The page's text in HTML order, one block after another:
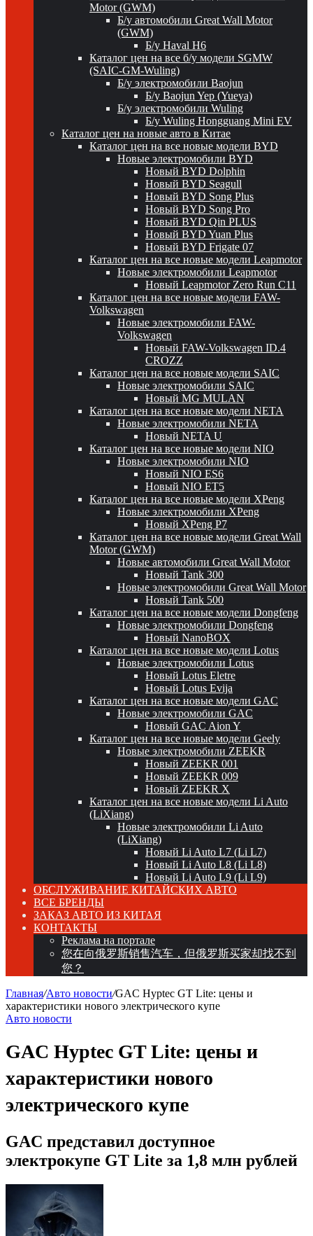
Motor (GWM)
Б/у автомобили Great Wall Motor
(GWM)
Б/у Haval H6
Каталог цен на все б/у модели SGMW
(SAIC-GM-Wuling)
Б/у электромобили Baojun
Б/у Baojun Yep (Yueya)
Б/у электромобили Wuling
Б/у Wuling Hongguang Mini EV
Каталог цен на новые авто в Китае
Каталог цен на все новые модели BYD
Новые электромобили BYD
Новый BYD Dolphin
Новый BYD Seagull
Новый BYD Song Plus
Новый BYD Song Pro
Новый BYD Qin PLUS
Новый BYD Yuan Plus
Новый BYD Frigate 07
Каталог цен на все новые модели Leapmotor
Новые электромобили Leapmotor
Новый Leapmotor Zero Run C11
Каталог цен на все новые модели FAW-
Volkswagen
Новые электромобили FAW-
Volkswagen
Новый FAW-Volkswagen ID.4
CROZZ
Каталог цен на все новые модели SAIC
Новые электромобили SAIC
Новый MG MULAN
Каталог цен на все новые модели NETA
Новые электромобили NETA
Новый NETA U
Каталог цен на все новые модели NIO
Новые электромобили NIO
Новый NIO ES6
Новый NIO ET5
Каталог цен на все новые модели XPeng
Новые электромобили XPeng
Новый XPeng P7
Каталог цен на все новые модели Great Wall
Motor (GWM)
Новые автомобили Great Wall Motor
Новый Tank 300
Новые электромобили Great Wall Motor
Новый Tank 500
Каталог цен на все новые модели Dongfeng
Новые электромобили Dongfeng
Новый NanoBOX
Каталог цен на все новые модели Lotus
Новые электромобили Lotus
Новый Lotus Eletre
Новый Lotus Evija
Каталог цен на все новые модели GAC
Новые электромобили GAC
Новый GAC Aion Y
Каталог цен на все новые модели Geely
Новые электромобили ZEEKR
Новый ZEEKR 001
Новый ZEEKR 009
Новый ZEEKR X
Каталог цен на все новые модели Li Auto
(LiXiang)
Новые электромобили Li Auto
(LiXiang)
Новый Li Auto L7 (Li L7)
Новый Li Auto L8 (Li L8)
Новый Li Auto L9 (Li L9)
ОБСЛУЖИВАНИЕ КИТАЙСКИХ АВТО
ВСЕ БРЕНДЫ
ЗАКАЗ АВТО ИЗ КИТАЯ
КОНТАКТЫ
Реклама на портале
您在向俄罗斯销售汽车，但俄罗斯买家却找不到
您？
Главная/Авто новости/GAC Hyptec GT Lite: цены и
характеристики нового электрического купе
Авто новости
GAC Hyptec GT Lite: цены и
характеристики нового
электрического купе
GAC представил доступное
электрокупе GT Lite за 1,8 млн рублей